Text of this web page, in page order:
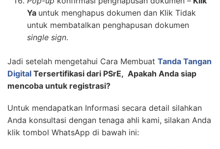
Ya untuk menghapus dokumen dan Klik Tidak
untuk membatalkan penghapusan dokumen
single sign.
Jadi setelah mengetahui Cara Membuat Tanda Tangan
Digital Tersertifikasi dari PSrE, Apakah Anda siap
mencoba untuk registrasi?
Untuk mendapatkan Informasi secara detail silahkan
Anda konsultasi dengan tenaga ahli kami, silakan Anda
klik tombol WhatsApp di bawah ini: